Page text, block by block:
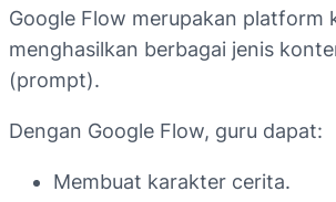
Google Flow merupakan platform
menghasilkan berbagai jenis
(prompt).
Dengan Google Flow, guru dapat:
Membuat karakter cerita.